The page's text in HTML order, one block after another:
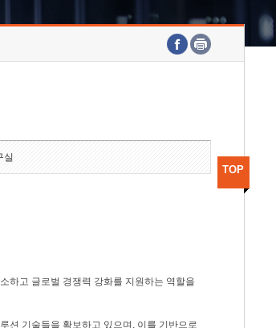
부
실
하고 글로벌 경쟁력 강화를 지원하는 역할을
션 기술들을 확보하고 있으며, 이를 기반으로
TOP